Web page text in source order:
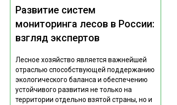
Развитие систем
мониторинга лесов в России:
взгляд экспертов
Лесное хозяйство является важнейшей
отраслью способствующей поддержанию
экологического баланса и обеспечению
устойчивого развития не только на
территории отдельно взятой страны, но и